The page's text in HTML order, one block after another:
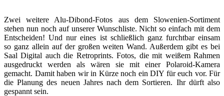
Zwei weitere Alu-Dibond-Fotos aus dem Slowenien-Sortiment
stehen nun noch auf unserer Wunschliste. Nicht so einfach mit dem
Entscheiden! Und nur eines ist schließlich ganz furchtbar einsam
so ganz allein auf der großen weiten Wand. Außerdem gibt es bei
Saal Digital auch die Retroprints. Fotos, die mit weißem Rahmen
ausgedruckt werden als wären sie mit einer Polaroid-Kamera
gemacht. Damit haben wir in Kürze noch ein DIY für euch vor. Für
die Planung des neuen Jahres nach dem Sortieren. Ihr dürft also
gespannt sein.